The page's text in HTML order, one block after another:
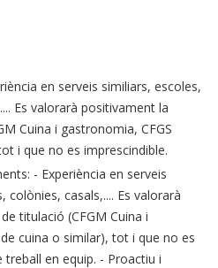
en serveis similiars, escoles,
Es valorarà positivament la
Cuina i gastronomia, CFGS
i que no es imprescindible.
- Experiència en serveis
colònies, casals,.... Es valorarà
titulació (CFGM Cuina i
cuina o similar), tot i que no es
treball en equip. - Proactiu i